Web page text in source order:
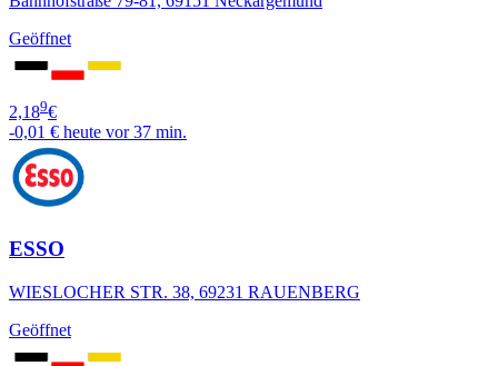
Geöffnet
2,189€
-0,01 € heute vor 37 min.
ESSO
WIESLOCHER STR. 38, 69231 RAUENBERG
Geöffnet